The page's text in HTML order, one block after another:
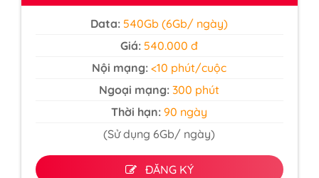
Data: 540Gb (6Gb/ ngày)
Giá: 540.000 đ
Nội mạng:<10 phút/cuộc
Ngoại mạng: 300 phút
Thời hạn: 90 ngày
(Sử dụng 6Gb/ ngày)
ĐĂNG KÝ